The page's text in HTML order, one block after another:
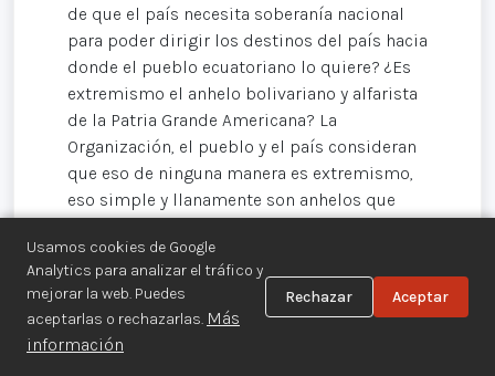
Usamos cookies de Google
Analytics para analizar el tráfico y
mejorar la web. Puedes
aceptarlas o rechazarlas. Más
información
Rechazar Aceptar
de que el país necesita soberanía nacional
para poder dirigir los destinos del país hacia
donde el pueblo ecuatoriano lo quiere? ¿Es
extremismo el anhelo bolivariano y alfarista
de la Patria Grande Americana? La
Organización, el pueblo y el país consideran
que eso de ninguna manera es extremismo,
eso simple y llanamente son anhelos que
acusan de extremistas, vuelvo y repito,
muestran en toda su desnudez la verdadera
Se nos ha acusado también de ser peligrosos